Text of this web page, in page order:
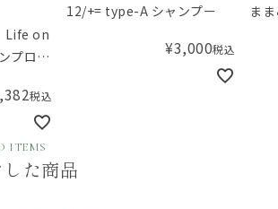
Life on
プロダ
税込
12/+= type-A シャンプー
¥3,000税込
ま
ITEMS
た商品